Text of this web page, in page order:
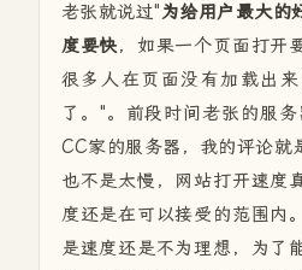
老张就说过"为给用户最大的
度要快，如果一个页面打开
很多人在页面没有加载出
了。"。前段时间老张的服
CC家的服务器，我的评论就
也不是太慢，网站打开速度
度还是在可以接受的范围内
是速度还是不为理想，为了